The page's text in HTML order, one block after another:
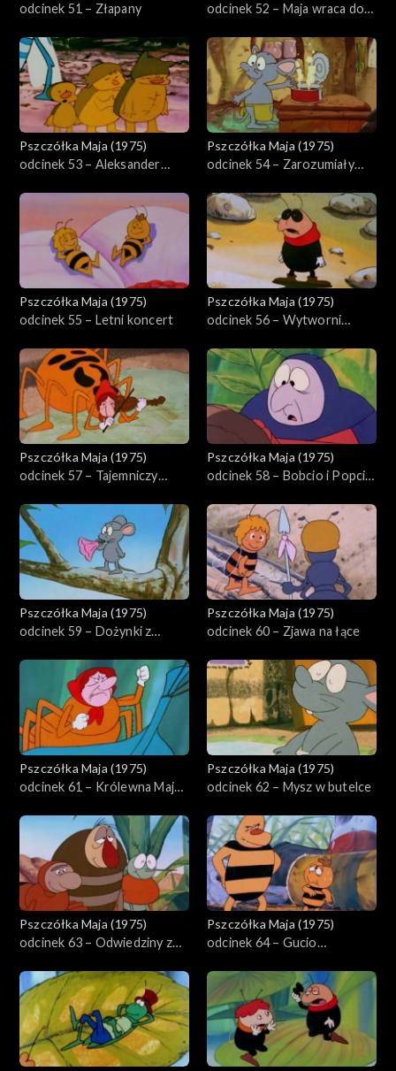
odcinek 51 – Złapany
odcinek 52 – Maja wraca do
Pszczółka Maja (1975)
odcinek 53 – Aleksander
Pszczółka Maja (1975)
odcinek 54 – Zarozumiały
Pszczółka Maja (1975)
odcinek 55 – Letni koncert
Pszczółka Maja (1975)
odcinek 56 – Wytworni
Pszczółka Maja (1975)
odcinek 57 – Tajemniczy
Pszczółka Maja (1975)
odcinek 58 – Bobcio i Popcio
Pszczółka Maja (1975)
odcinek 59 – Dożynki z
Pszczółka Maja (1975)
odcinek 60 – Zjawa na łące
Pszczółka Maja (1975)
odcinek 61 – Królewna Maja i
Pszczółka Maja (1975)
odcinek 62 – Mysz w butelce
Pszczółka Maja (1975)
odcinek 63 – Odwiedziny z
Pszczółka Maja (1975)
odcinek 64 – Gucio